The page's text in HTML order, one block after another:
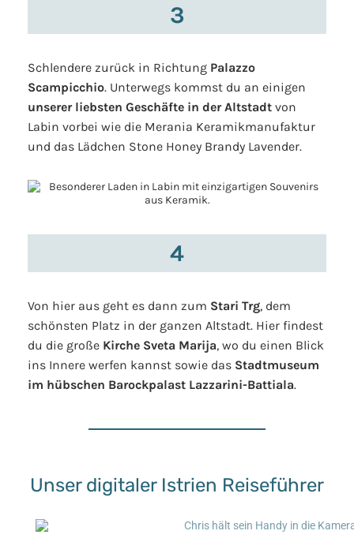
3
Schlendere zurück in Richtung Palazzo
Scampicchio. Unterwegs kommst du an einigen
unserer liebsten Geschäfte in der Altstadt von
Labin vorbei wie die Merania Keramikmanufaktur
und das Lädchen Stone Honey Brandy Lavender.
4
Von hier aus geht es dann zum Stari Trg, dem
schönsten Platz in der ganzen Altstadt. Hier findest
du die große Kirche Sveta Marija, wo du einen Blick
ins Innere werfen kannst sowie das Stadtmuseum
im hübschen Barockpalast Lazzarini-Battiala.
Unser digitaler Istrien Reiseführer